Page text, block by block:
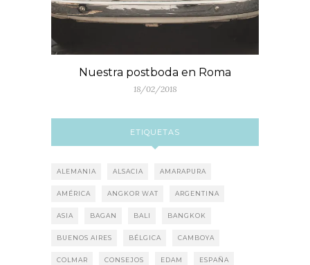
Nuestra postboda en Roma
18/02/2018
ETIQUETAS
ALEMANIA ALSACIA AMARAPURA
AMÉRICA ANGKOR WAT ARGENTINA
ASIA BAGAN BALI BANGKOK
BUENOS AIRES BÉLGICA CAMBOYA
COLMAR CONSEJOS EDAM ESPAÑA